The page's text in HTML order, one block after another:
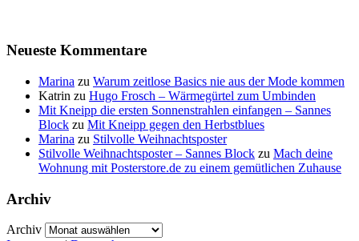
Neueste Kommentare
Marina zu Warum zeitlose Basics nie aus der Mode kommen
Katrin zu Hugo Frosch – Wärmegürtel zum Umbinden
Mit Kneipp die ersten Sonnenstrahlen einfangen – Sannes
Block zu Mit Kneipp gegen den Herbstblues
Marina zu Stilvolle Weihnachtsposter
Stilvolle Weihnachtsposter – Sannes Block zu Mach deine
Wohnung mit Posterstore.de zu einem gemütlichen Zuhause
Archiv
Archiv